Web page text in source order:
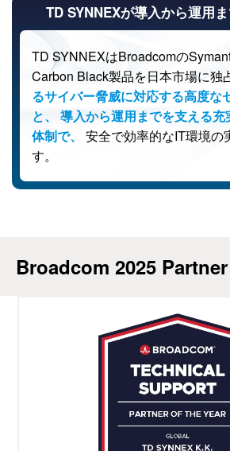
TD SYNNEXが導入から運用
TD SYNNEXはBroadcomの
Carbon Black製品を日本市場に独
るサイバー脅威に対応する高度な
と、
導入から運用までを支える充
体制で、
安全で効率的なIT環境の
す。
Broadcom 2025